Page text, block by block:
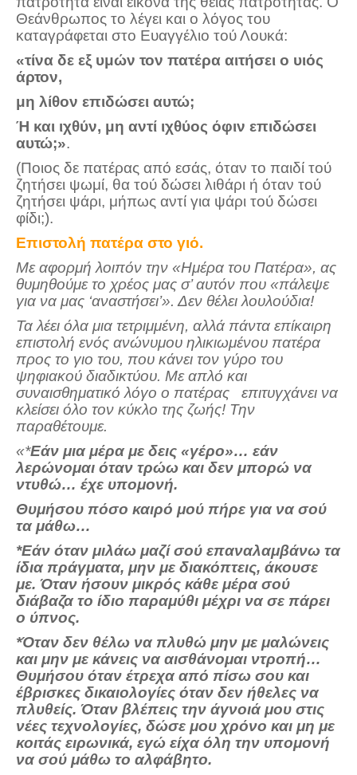
Θεάνθρωπος το λέγει και ο λόγος του
καταγράφεται στο Ευαγγέλιο τού Λουκά:
«τίνα δε εξ υμών τον πατέρα αιτήσει ο υιός
άρτον,
μη λίθον επιδώσει αυτώ;
Ή και ιχθύν, μη αντί ιχθύος όφιν επιδώσει
αυτώ;».
(Ποιος δε πατέρας από εσάς, όταν το παιδί τού
ζητήσει ψωμί, θα τού δώσει λιθάρι ή όταν τού
ζητήσει ψάρι, μήπως αντί για ψάρι τού δώσει
φίδι;).
Επιστολή πατέρα στο γιό.
Με αφορμή λοιπόν την «Ημέρα του Πατέρα», ας
θυμηθούμε το χρέος μας σ’ αυτόν που «πάλεψε
για να μας ‘αναστήσει’». Δεν θέλει λουλούδια!
Τα λέει όλα μια τετριμμένη, αλλά πάντα επίκαιρη
επιστολή ενός ανώνυμου ηλικιωμένου πατέρα
προς το γιο του, που κάνει τον γύρο του
ψηφιακού διαδικτύου. Με απλό και
συναισθηματικό λόγο ο πατέρας επιτυγχάνει να
κλείσει όλο τον κύκλο της ζωής! Την
παραθέτουμε.
«*Εάν μια μέρα με δεις «γέρο»… εάν
λερώνομαι όταν τρώω και δεν μπορώ να
ντυθώ… έχε υπομονή.
Θυμήσου πόσο καιρό μού πήρε για να σού
τα μάθω…
*Εάν όταν μιλάω μαζί σού επαναλαμβάνω τα
ίδια πράγματα, μην με διακόπτεις, άκουσε
με. Όταν ήσουν μικρός κάθε μέρα σού
διάβαζα το ίδιο παραμύθι μέχρι να σε πάρει
ο ύπνος.
*Όταν δεν θέλω να πλυθώ μην με μαλώνεις
και μην με κάνεις να αισθάνομαι ντροπή…
Θυμήσου όταν έτρεχα από πίσω σου και
έβρισκες δικαιολογίες όταν δεν ήθελες να
πλυθείς. Όταν βλέπεις την άγνοιά μου στις
νέες τεχνολογίες, δώσε μου χρόνο και μη με
κοιτάς ειρωνικά, εγώ είχα όλη την υπομονή
να σού μάθω το αλφάβητο.